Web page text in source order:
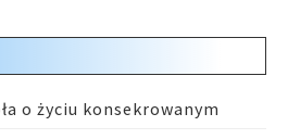
o życiu konsekrowanym